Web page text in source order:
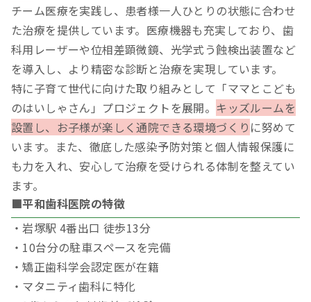
チーム医療を実践し、患者様一人ひとりの状態に合わせ
た治療を提供しています。医療機器も充実しており、歯
科用レーザーや位相差顕微鏡、光学式う蝕検出装置など
を導入し、より精密な診断と治療を実現しています。
特に子育て世代に向けた取り組みとして「ママとこども
のはいしゃさん」プロジェクトを展開。 キッズルームを
設置し、お子様が楽しく通院できる環境づくり に努めて
います。また、徹底した感染予防対策と個人情報保護に
も力を入れ、安心して治療を受けられる体制を整えてい
ます。
■平和歯科医院の特徴
・岩塚駅 4番出口 徒歩13分
・10台分の駐車スペースを完備
・矯正歯科学会認定医が在籍
・マタニティ歯科に特化